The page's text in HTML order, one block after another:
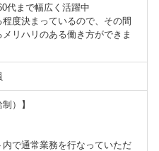
代まで幅広く活躍中
度決まっているので、その間
リハリのある働き方ができま
）】
で通常業務を行なっていただ